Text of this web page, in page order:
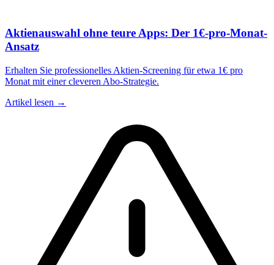
Aktienauswahl ohne teure Apps: Der 1€-pro-Monat-
Ansatz
Erhalten Sie professionelles Aktien-Screening für etwa 1€ pro
Monat mit einer cleveren Abo-Strategie.
Artikel lesen →